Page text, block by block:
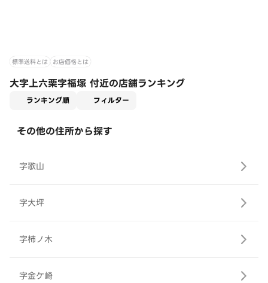
標準送料とは お店価格とは
大字上六栗字福塚 付近の店舗ランキング
ランキング順 フィルター
その他の住所から探す
字歌山
字大坪
字柿ノ木
字金ケ崎